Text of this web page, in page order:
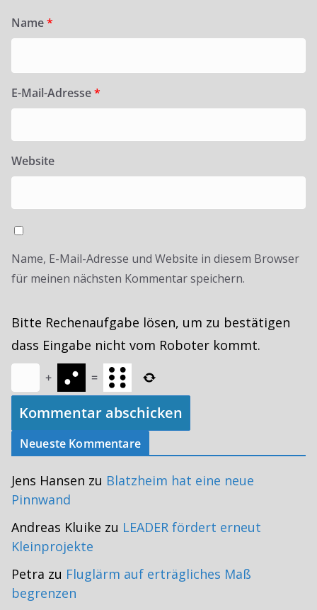
Name*
E-Mail-Adresse*
Website
Name, E-Mail-Adresse und Website in diesem Browser
für meinen nächsten Kommentar speichern.
Bitte Rechenaufgabe lösen, um zu bestätigen
dass Eingabe nicht vom Roboter kommt.
+ =
Neueste Kommentare
Jens Hansen zu Blatzheim hat eine neue
Pinnwand
Andreas Kluike zu LEADER fördert erneut
Kleinprojekte
Petra zu Fluglärm auf erträgliches Maß
begrenzen